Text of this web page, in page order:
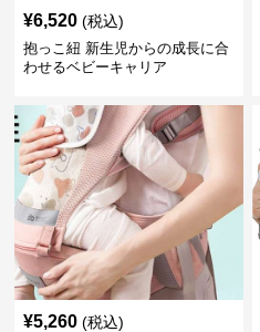
¥6,520 (税込)
抱っこ紐 新生児からの成長に合
わせるベビーキャリア
¥5,260 (税込)